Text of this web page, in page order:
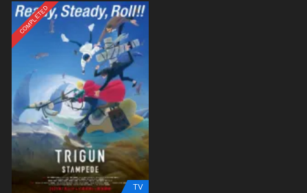
COMPLETED
TV